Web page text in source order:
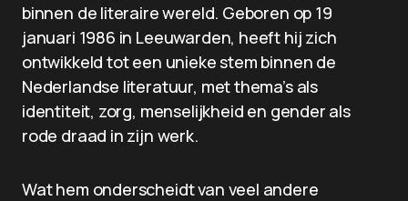
binnen de literaire wereld. Geboren op 19
januari 1986 in Leeuwarden, heeft hij zich
ontwikkeld tot een unieke stem binnen de
Nederlandse literatuur, met thema’s als
identiteit, zorg, menselijkheid en gender als
rode draad in zijn werk.
Wat hem onderscheidt van veel andere